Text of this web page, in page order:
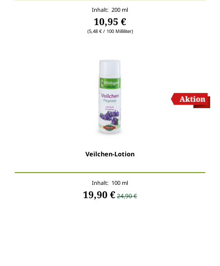
Inhalt: 200 ml
10,95 €
(5,48 € / 100 Milliliter)
Veilchen-Lotion
Inhalt: 100 ml
19,90 €24,90 €